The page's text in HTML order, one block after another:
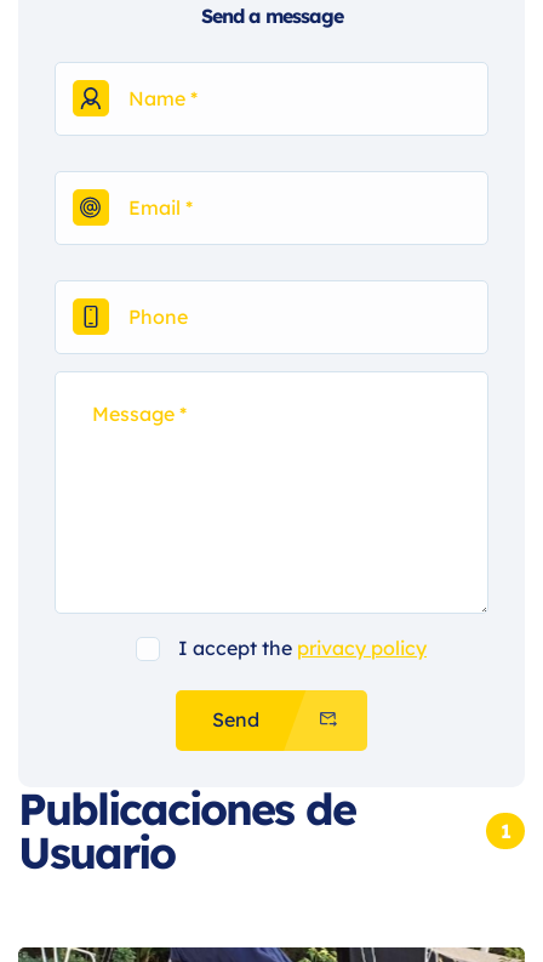
Send a message
I accept the privacy policy
Send
Publicaciones de
Usuario
1